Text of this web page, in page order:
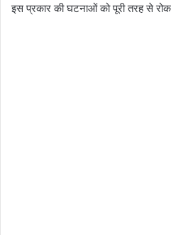
इस प्रकार की घटनाओं को पूरी तरह से